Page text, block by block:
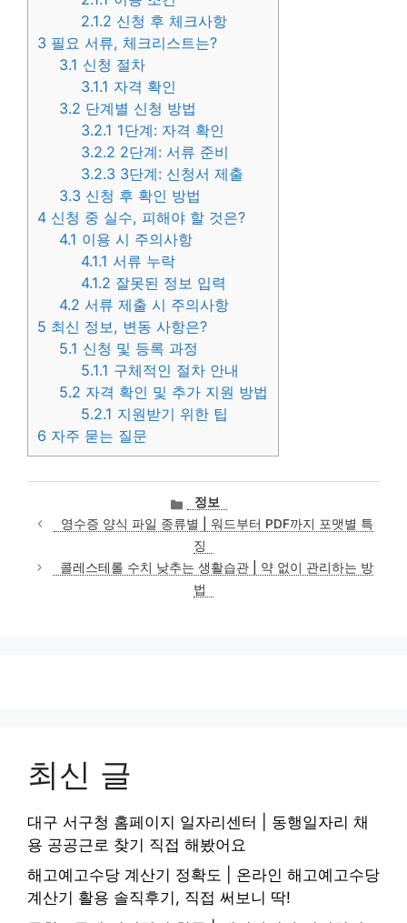
2.1.2 신청 후 체크사항
3 필요 서류, 체크리스트는?
3.1 신청 절차
3.1.1 자격 확인
3.2 단계별 신청 방법
3.2.1 1단계: 자격 확인
3.2.2 2단계: 서류 준비
3.2.3 3단계: 신청서 제출
3.3 신청 후 확인 방법
4 신청 중 실수, 피해야 할 것은?
4.1 이용 시 주의사항
4.1.1 서류 누락
4.1.2 잘못된 정보 입력
4.2 서류 제출 시 주의사항
5 최신 정보, 변동 사항은?
5.1 신청 및 등록 과정
5.1.1 구체적인 절차 안내
5.2 자격 확인 및 추가 지원 방법
5.2.1 지원받기 위한 팁
6 자주 묻는 질문
카
테
고
리
정보
영수증 양식 파일 종류별 | 워드부터 PDF까지 포맷별 특
징
콜레스테롤 수치 낮추는 생활습관 | 약 없이 관리하는 방
법
최신 글
대구 서구청 홈페이지 일자리센터 | 동행일자리 채
용 공공근로 찾기 직접 해봤어요
해고예고수당 계산기 정확도 | 온라인 해고예고수당
계산기 활용 솔직후기, 직접 써보니 딱!